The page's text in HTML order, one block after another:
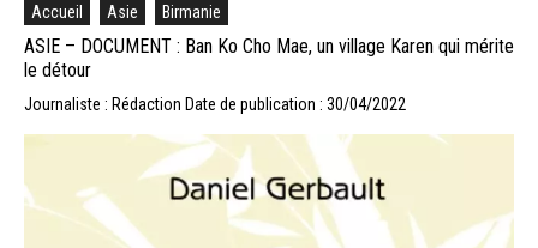
Accueil Asie Birmanie
ASIE – DOCUMENT : Ban Ko Cho Mae, un village Karen qui mérite
le détour
Journaliste : Rédaction Date de publication : 30/04/2022